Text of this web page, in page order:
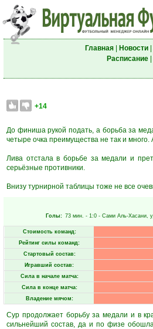
Главная| Новости|
Расписание|
+14
До финиша рукой подать, а борьба за
четыре очка преимущества не так и много.
Лива отстала в борьбе за медали и
серьёзные противники.
Внизу турнирной таблицы тоже не все
Голы: 73 мин. - 1:0 - Сами Аль-Хасани,
Стоимость команд:
Рейтинг силы команд:
Стартовый состав:
Игравший состав:
Сила в начале матча:
Сила в конце матча:
Владение мячом:
Сур продолжает борьбу за медали и в
сильнейший состав, да и по физе